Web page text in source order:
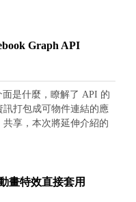
」 FireShot安裝外掛請
「捕捉網頁截圖 -捕捉
幕。 如此就可以另存為
PDF檔。 如此便可以存到
Graph API
是什麼，瞭解了 API 的
打包成可物件連結的應
享，本次將延伸介紹的
供用戶們可以更方便操
explorer 進入操作介面
畫特效直接套用